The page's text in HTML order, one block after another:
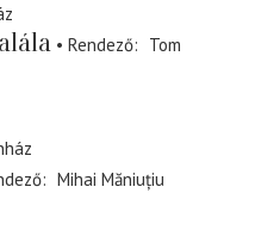
Rendező
Tom
Mihai Măniuțiu